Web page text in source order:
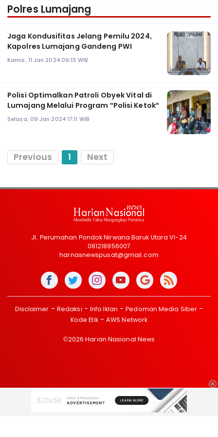
Polres Lumajang
Jaga Kondusifitas Jelang Pemilu 2024,
Kapolres Lumajang Gandeng PWI
Kamis, 11 Jan 2024 09:13 WIB
Polisi Optimalkan Patroli Obyek Vital di
Lumajang Melalui Program "Polisi Ketok"
Selasa, 09 Jan 2024 17:11 WIB
Previous 1 Next
Jl. Perumahan Pondok Nirwana Baruk Utara VI-24
081218956007
harnasnewspusat@gmail.com
Disclaimer Redaksi Info Iklan
Pedoman Media Siber
Kode Etik
AWS Network
©2026 Harian Nasional News